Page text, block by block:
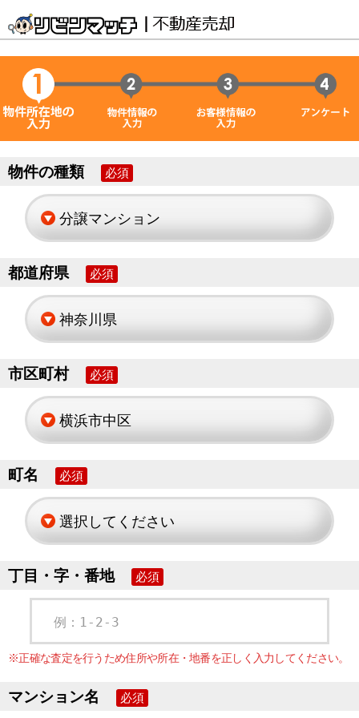
物件の種類 必須
都道府県 必須
市区町村 必須
町名 必須
丁目・字・番地 必須
例：1-2-3
※正確な査定を行うため住所や所在・地番を正しく入力してください。
マンション名 必須